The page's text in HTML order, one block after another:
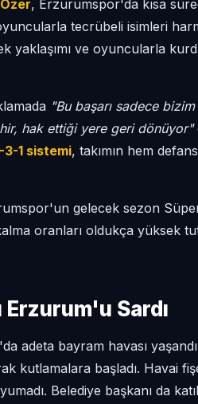
, Erzurumspor'da kısa
tecrübeli isimleri
yaklaşımı ve oyuncularla
"Bu başarı sadece
hak ettiği yere geri dönüyor"
1 sistemi, takımın hem
gelecek sezon
oranları oldukça yüksek
Sardı
adeta bayram havası
kutlamalara başladı. Havai
Belediye başkanı da